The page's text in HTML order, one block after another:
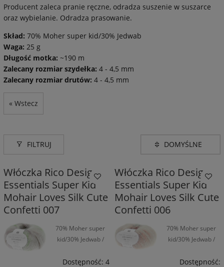
Producent zaleca pranie ręczne, odradza suszenie w suszarce
oraz wybielanie. Odradza prasowanie.
Skład: 70% Moher super kid/30% Jedwab
Waga: 25 g
Długość motka: ~190 m
Zalecany rozmiar szydełka: 4 - 4,5 mm
Zalecany rozmiar drutów: 4 - 4,5 mm
« Wstecz
FILTRUJ
Włóczka Rico Design
Essentials Super Kid
Mohair Loves Silk Cute
Confetti 007
70% Moher super
kid/30% Jedwab /
Dostępność: 4
Włóczka Rico Design
Essentials Super Kid
Mohair Loves Silk Cute
Confetti 006
70% Moher super
kid/30% Jedwab /
Dostępność: